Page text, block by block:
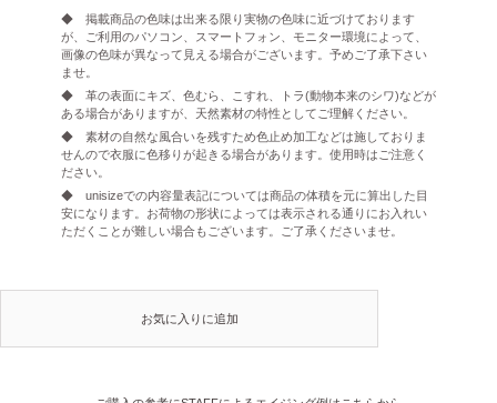
◆ 掲載商品の色味は出来る限り実物の色味に近づけております
が、ご利用のパソコン、スマートフォン、モニター環境によって、
画像の色味が異なって見える場合がございます。予めご了承下さい
ませ。
◆ 革の表面にキズ、色むら、こすれ、トラ(動物本来のシワ)などが
ある場合がありますが、天然素材の特性としてご理解ください。
◆ 素材の自然な風合いを残すため色止め加工などは施しておりま
せんので衣服に色移りが起きる場合があります。使用時はご注意く
ださい。
◆ unisizeでの内容量表記については商品の体積を元に算出した目
安になります。お荷物の形状によっては表示される通りにお入れい
ただくことが難しい場合もございます。ご了承くださいませ。
お気に入りに追加